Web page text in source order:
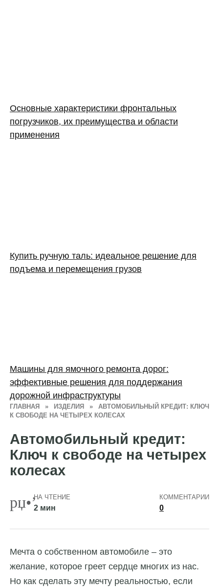
ГЛАВНАЯ » ИЗДЕЛИЯ »
АВТОМОБИЛЬНЫЙ КРЕДИТ: КЛЮЧ
К СВОБОДЕ НА ЧЕТЫРЕХ КОЛЕСАХ
Автомобильный кредит:
Ключ к свободе на четырех
колесах
НА ЧТЕНИЕ
2 мин
КОММЕНТАРИИ
0
Мечта о собственном автомобиле – это
желание, которое греет сердце многих из нас.
Но как сделать эту мечту реальностью, если
Основные характеристики фронтальных
погрузчиков, их преимущества и области
применения
Купить ручную таль: идеальное решение для
подъема и перемещения грузов
Машины для ямочного ремонта дорог:
эффективные решения для поддержания
дорожной инфраструктуры